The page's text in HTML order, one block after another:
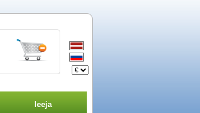
Ieeja